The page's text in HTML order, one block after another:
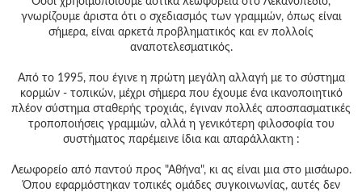
Σύνδεση
Εγγραφή
γνωρίζουμε άριστα ότι ο σχεδιασμός των γραμμών, όπως είναι
σήμερα, είναι αρκετά προβληματικός και εν πολλοίς
αναποτελεσματικός.
Από το 1995, που έγινε η πρώτη μεγάλη αλλαγή με το σύστημα
κορμών - τοπικών, μέχρι σήμερα που έχουμε ένα ικανοποιητικό
πλέον σύστημα σταθερής τροχιάς, έγιναν πολλές αποσπασματικές
τροποποιήσεις γραμμών, αλλά η γενικότερη φιλοσοφία του
συστήματος παρέμεινε ίδια και απαράλλακτη :
Λεωφορείο από παντού προς "Αθήνα", κι ας είναι μια στο μισάωρο.
Όπου εφαρμόστηκαν τοπικές ομάδες συγκοινωνίας, αυτές δεν